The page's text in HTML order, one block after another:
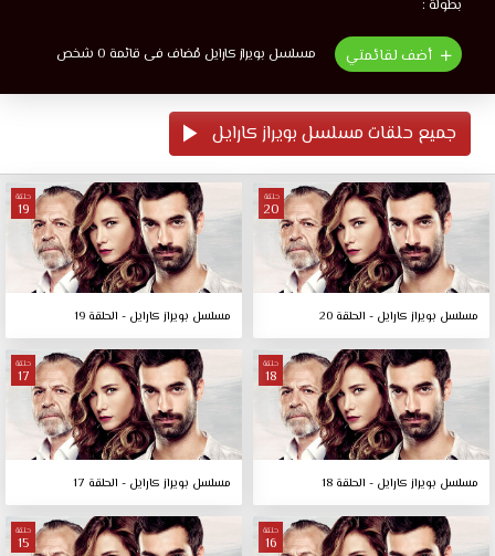
بطولة :
أضف لقائمتي مسلسل بويراز كارايل مُضاف فى قائمة 0 شخص
جميع حلقات مسلسل بويراز كارايل
حلقة
20
مسلسل بويراز كارايل - الحلقة 20
حلقة
19
مسلسل بويراز كارايل - الحلقة 19
حلقة
18
مسلسل بويراز كارايل - الحلقة 18
حلقة
17
مسلسل بويراز كارايل - الحلقة 17
حلقة
16
حلقة
15